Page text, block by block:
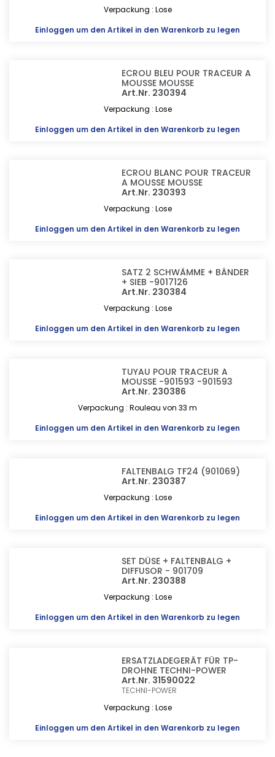
Verpackung : Lose
Einloggen um den Artikel in den Warenkorb zu legen
ECROU BLEU POUR TRACEUR A
MOUSSE MOUSSE
Art.Nr. 230394
Verpackung : Lose
Einloggen um den Artikel in den Warenkorb zu legen
ECROU BLANC POUR TRACEUR
A MOUSSE MOUSSE
Art.Nr. 230393
Verpackung : Lose
Einloggen um den Artikel in den Warenkorb zu legen
SATZ 2 SCHWÄMME + BÄNDER
+ SIEB -9017126
Art.Nr. 230384
Verpackung : Lose
Einloggen um den Artikel in den Warenkorb zu legen
TUYAU POUR TRACEUR A
MOUSSE -901593 -901593
Art.Nr. 230386
Verpackung : Rouleau von 33 m
Einloggen um den Artikel in den Warenkorb zu legen
FALTENBALG TF24 (901069)
Art.Nr. 230387
Verpackung : Lose
Einloggen um den Artikel in den Warenkorb zu legen
SET DÜSE + FALTENBALG +
DIFFUSOR - 901709
Art.Nr. 230388
Verpackung : Lose
Einloggen um den Artikel in den Warenkorb zu legen
ERSATZLADEGERÄT FÜR TP-
DROHNE TECHNI-POWER
Art.Nr. 31590022
TECHNI-POWER
Verpackung : Lose
Einloggen um den Artikel in den Warenkorb zu legen